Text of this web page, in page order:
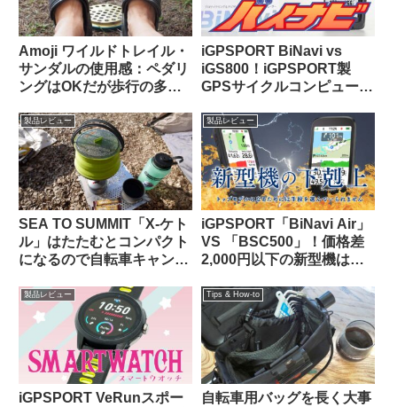
Amoji ワイルドトレイル・
サンダルの使用感：ペダリ
ングはOKだが歩行の多い
CROCSの快適さに及ばず
iGPSPORT BiNavi vs
iGS800！iGPSPORT製
GPSサイクルコンピュータ
製品レビュー
SEA TO SUMMIT「X-ケト
ル」はたたむとコンパクト
になるので自転車キャンツ
ン
製品レビュー
iGPSPORT「BiNavi Air」
VS 「BSC500」！価格差
2,000円以下の新型機は、
るの？
製品レビュー
iGPSPORT VeRunスポー
Tips & How-to
自転車用バッグを長く大事